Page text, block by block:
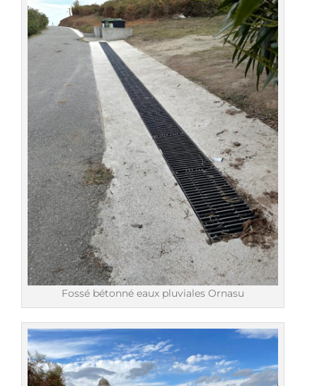
Fossé bétonné eaux pluviales Ornasu